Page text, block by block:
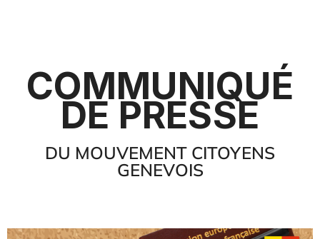
COMMUNIQUÉ
DE PRESSE
DU MOUVEMENT CITOYENS
GENEVOIS